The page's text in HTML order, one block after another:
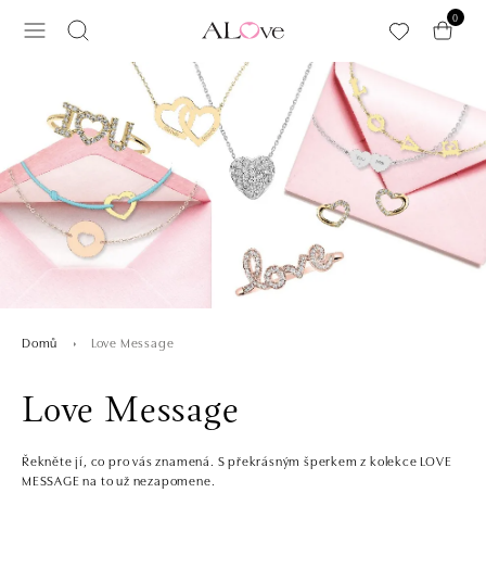
0
Domů Love Message
Love Message
Řekněte jí, co pro vás znamená. S překrásným šperkem z kolekce LOVE
MESSAGE na to už nezapomene.